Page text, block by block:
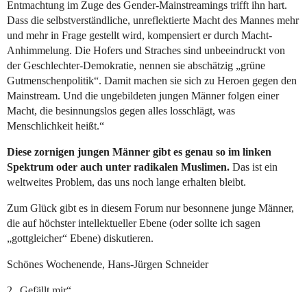
Entmachtung im Zuge des Gender-Mainstreamings trifft ihn hart.
Dass die selbstverständliche, unreflektierte Macht des Mannes mehr
und mehr in Frage gestellt wird, kompensiert er durch Macht-
Anhimmelung. Die Hofers und Straches sind unbeeindruckt von
der Geschlechter-Demokratie, nennen sie abschätzig „grüne
Gutmenschenpolitik“. Damit machen sie sich zu Heroen gegen den
Mainstream. Und die ungebildeten jungen Männer folgen einer
Macht, die besinnungslos gegen alles losschlägt, was
Menschlichkeit heißt.“
Diese zornigen jungen Männer gibt es genau so im linken
Spektrum oder auch unter radikalen Muslimen. Das ist ein
weltweites Problem, das uns noch lange erhalten bleibt.
Zum Glück gibt es in diesem Forum nur besonnene junge Männer,
die auf höchster intellektueller Ebene (oder sollte ich sagen
„gottgleicher“ Ebene) diskutieren.
Schönes Wochenende, Hans-Jürgen Schneider